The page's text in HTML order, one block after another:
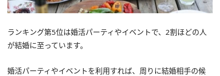
ランキング第5位は婚活パーティやイベントで、2割ほどの人
が結婚に至っています。
婚活パーティやイベントを利用すれば、周りに結婚相手の候